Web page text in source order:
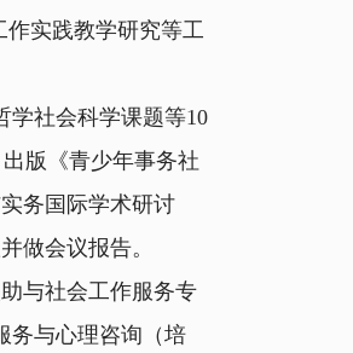
实践教学研究等工
社会科学课题等10
版《青少年事务社
务国际学术研讨
做会议报告。
与社会工作服务专
务与心理咨询（培